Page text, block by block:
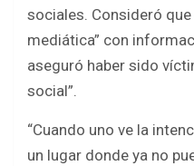
sociales. Consideró
mediática” con
aseguró haber sido
social”.
“Cuando uno ve la
un lugar donde ya no